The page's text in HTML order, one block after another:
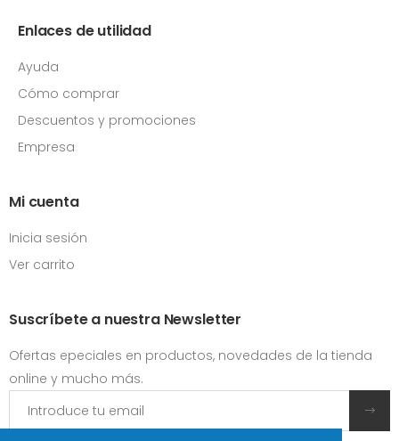
Enlaces de utilidad
Ayuda
Cómo comprar
Descuentos y promociones
Empresa
Mi cuenta
Inicia sesión
Ver carrito
Suscríbete a nuestra Newsletter
Ofertas epeciales en productos, novedades de la tienda
online y mucho más.